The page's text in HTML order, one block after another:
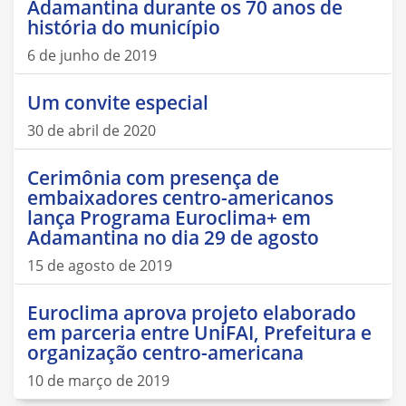
Adamantina durante os 70 anos de
história do município
6 de junho de 2019
Um convite especial
30 de abril de 2020
Cerimônia com presença de
embaixadores centro-americanos
lança Programa Euroclima+ em
Adamantina no dia 29 de agosto
15 de agosto de 2019
Euroclima aprova projeto elaborado
em parceria entre UniFAI, Prefeitura e
organização centro-americana
10 de março de 2019